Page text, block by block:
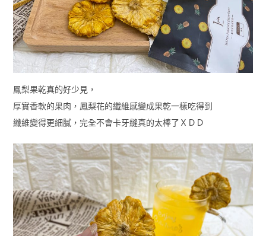
鳳梨果乾真的好少見，
厚實香軟的果肉，鳳梨花的纖維感變成果乾一樣吃得到
纖維變得更細膩，完全不會卡牙縫真的太棒了ＸＤＤ